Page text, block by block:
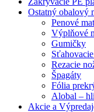
Ostatný obalový
Penové
Výplňové
Gumičky
Rezacie
Špagáty
Fólia
Alobal –
Akcie a